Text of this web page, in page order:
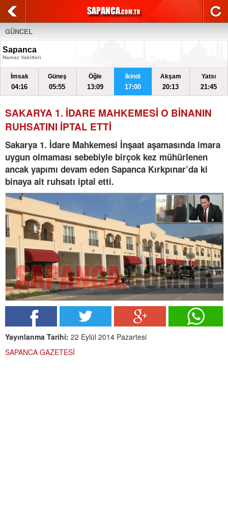
GÜNCEL
Sapanca
Namaz Vakitleri
İmsak
04:16
Güneş
05:55
Öğle
13:09
İkindi
17:00
Akşam
20:13
Yatsı
21:45
SAKARYA 1. İDARE MAHKEMESİ O BİNANIN
RUHSATINI İPTAL ETTİ
Sakarya 1. İdare Mahkemesi İnşaat aşamasında imara
uygun olmaması sebebiyle birçok kez mühürlenen
ancak yapımı devam eden Sapanca Kırkpınar’da ki
binaya ait ruhsatı iptal etti.
Yayınlanma Tarihi: 22 Eylül 2014 Pazartesi
SAPANCA GAZETESİ